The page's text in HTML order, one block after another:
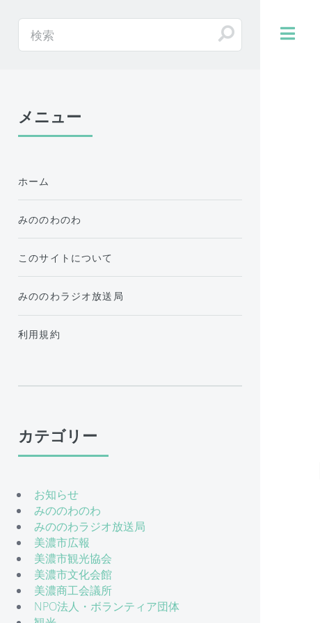
メニュー
ホーム
みののわのわ
このサイトについて
みののわラジオ放送局
利用規約
カテゴリー
お知らせ
みののわのわ
みののわラジオ放送局
美濃市広報
美濃市観光協会
美濃市文化会館
美濃商工会議所
NPO法人・ボランティア団体